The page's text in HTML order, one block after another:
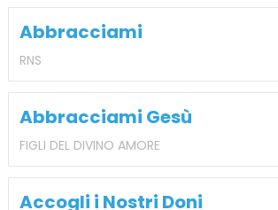
Abbracciami
RNS
Abbracciami Gesù
FIGLI DEL DIVINO AMORE
Accogli i Nostri Doni